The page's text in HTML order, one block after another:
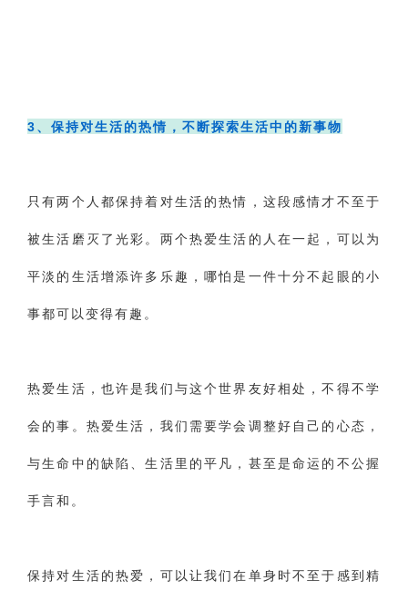
3、 保持对生活的热情，不断探索生活中的新事物
只有两个人都保持着对生活的热情，这段感情才不至于
被生活磨灭了光彩。两个热爱生活的人在一起，可以为
平淡的生活增添许多乐趣，哪怕是一件十分不起眼的小
事都可以变得有趣。
热爱生活，也许是我们与这个世界友好相处，不得不学
会的事。热爱生活，我们需要学会调整好自己的心态，
与生命中的缺陷、生活里的平凡，甚至是命运的不公握
手言和。
保持对生活的热爱，可以让我们在单身时不至于感到精